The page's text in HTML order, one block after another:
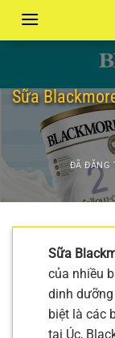
Sữa
ĐÃ ĐĂNG
Sữa
của nhiều
dinh
biệt là các
tại Úc,